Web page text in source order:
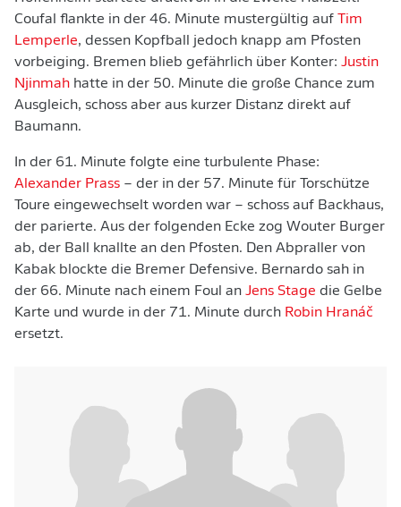
Coufal flankte in der 46. Minute mustergültig auf
Tim
Lemperle, dessen Kopfball jedoch knapp am Pfosten
vorbeiging. Bremen blieb gefährlich über Konter: Justin
Njinmah hatte in der 50. Minute die große Chance zum
Ausgleich, schoss aber aus kurzer Distanz direkt auf
Baumann.
In der 61. Minute folgte eine turbulente Phase:
Alexander Prass – der in der 57. Minute für Torschütze
Toure eingewechselt worden war – schoss auf Backhaus,
der parierte. Aus der folgenden Ecke zog Wouter Burger
ab, der Ball knallte an den Pfosten. Den Abpraller von
Kabak blockte die Bremer Defensive. Bernardo sah in
der 66. Minute nach einem Foul an Jens Stage die Gelbe
Karte und wurde in der 71. Minute durch Robin Hranáč
ersetzt.